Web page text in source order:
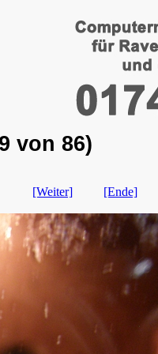
von 86)
[Weiter] [Ende]